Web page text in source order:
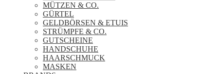
MÜTZEN & CO.
GÜRTEL
GELDBÖRSEN & ETUIS
STRÜMPFE & CO.
GUTSCHEINE
HANDSCHUHE
HAARSCHMUCK
MASKEN